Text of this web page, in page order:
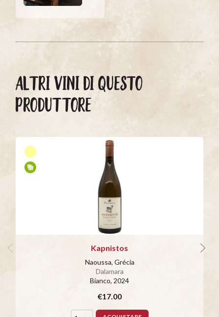
ALTRI VINI DI QUESTO
PRODUTTORE
Kapnistos
Naoussa, Grécia
Dalamara
Bianco, 2024
€17.00